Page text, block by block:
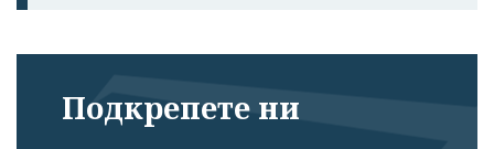
Подкрепете ни